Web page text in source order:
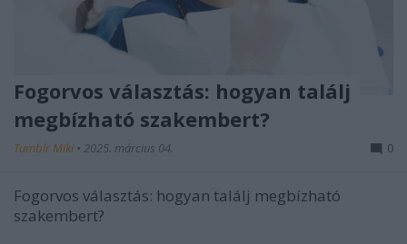
Fogorvos választás: hogyan találj
megbízható szakembert?
Tumblr Miki • 2025. március 04. 0
Fogorvos választás: hogyan találj megbízható
szakembert?